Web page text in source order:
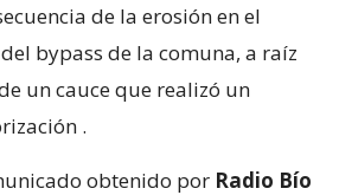
de la erosión en el
bypass de la comuna, a raíz
un cauce que realizó un
.
obtenido por Radio Bío